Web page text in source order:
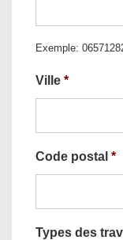
Exemple:
Ville *
Code postal *
Types des